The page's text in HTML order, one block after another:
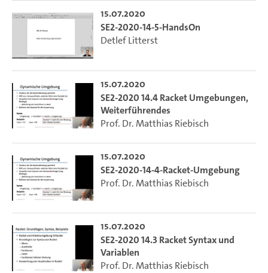
15.07.2020
SE2-2020-14-5-HandsOn
Detlef Litterst
15.07.2020
SE2-2020 14.4 Racket Umgebungen,
Weiterführendes
Prof. Dr. Matthias Riebisch
15.07.2020
SE2-2020-14-4-Racket-Umgebung
Prof. Dr. Matthias Riebisch
15.07.2020
SE2-2020 14.3 Racket Syntax und
Variablen
Prof. Dr. Matthias Riebisch